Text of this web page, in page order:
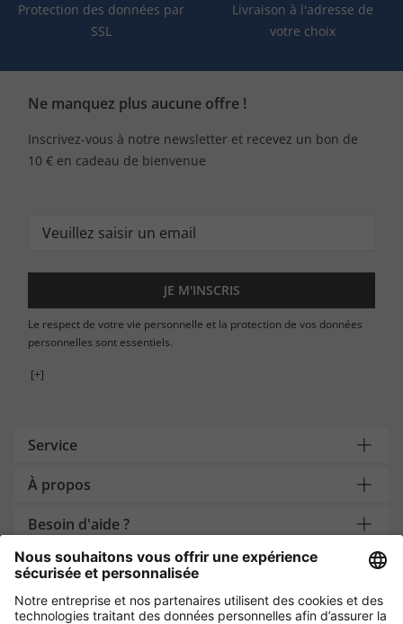
Protection des données par
SSL
Livraison à l'adresse de
votre choix
Ne manquez plus aucune offre !
Inscrivez-vous à notre newsletter et recevez un bon de
10 € en cadeau de bienvenue
JE M'INSCRIS
Le respect de votre vie personnelle et la protection de vos données
personnelles sont essentiels.
[+]
Service
À propos
Besoin d'aide ?
Payment and Delivery